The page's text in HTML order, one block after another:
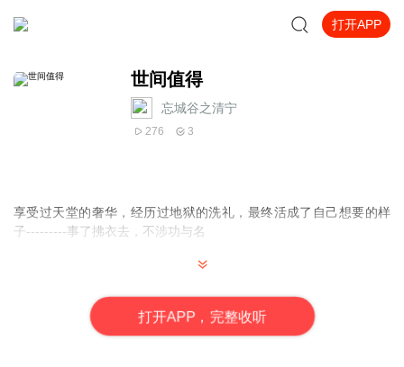
打开APP
世间值得
忘城谷之清宁
276 3
享受过天堂的奢华，经历过地狱的洗礼，最终活成了自己想要的样
子---------事了拂衣去，不涉功与名
打开APP，完整收听